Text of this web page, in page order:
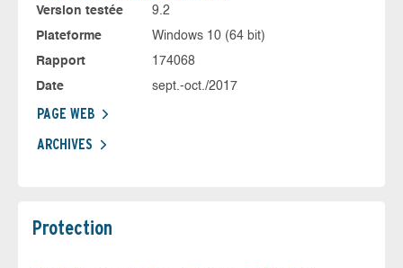
Version testée
9.2
Plateforme
Windows 10 (64 bit)
Rapport
174068
Date
sept.-oct./2017
PAGE WEB
ARCHIVES
Protection